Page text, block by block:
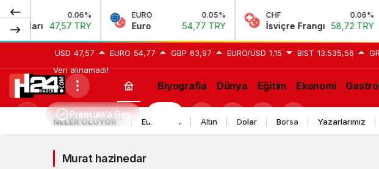
0.06%
47,57 TRY
EURO 0.05%
Euro 54,77 TRY
CHF 0.06%
İsviçre Frangı 58,72 TRY
USD 47,57 EURO 54,77 GBP 63,97 EURO/USD 1,15 BIST 13.535,56
Veri alınamadı!
Murat
hazinedar
Haberleri
Biyografia Dünya Eğitim Ekonomi
değiştir
Premium'a Geç
NELER OLUYOR Euro 2024 Altın Dolar Borsa Yazarlarımız
Murat hazinedar